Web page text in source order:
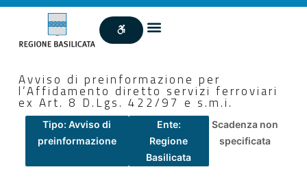
Avviso di preinformazione per
l’Affidamento diretto servizi ferroviari
ex Art. 8 D.Lgs. 422/97 e s.m.i.
Tipo: Avviso di
preinformazione
Ente:
Regione
Basilicata
Scadenza non
specificata